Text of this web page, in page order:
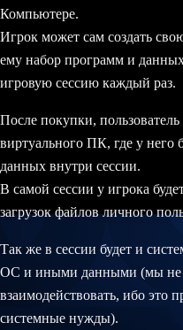
Компьютере.
Игрок может сам создать
ему набор программ и
игровую сессию каждый раз.
После покупки,
виртуального ПК, где у него
данных внутри сессии.
В самой сессии у игрока
загрузок файлов личного
Так же в сессии будет и
ОС и иными данными (мы не
взаимодействовать, ибо это
системные нужды).